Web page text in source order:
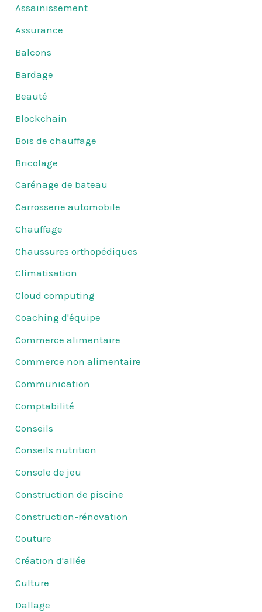
Assainissement
Assurance
Balcons
Bardage
Beauté
Blockchain
Bois de chauffage
Bricolage
Carénage de bateau
Carrosserie automobile
Chauffage
Chaussures orthopédiques
Climatisation
Cloud computing
Coaching d'équipe
Commerce alimentaire
Commerce non alimentaire
Communication
Comptabilité
Conseils
Conseils nutrition
Console de jeu
Construction de piscine
Construction-rénovation
Couture
Création d'allée
Culture
Dallage